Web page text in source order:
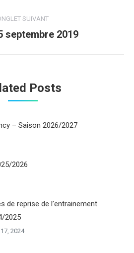
SUIVANT
Onglet
septembre 2019
Posts
– Saison 2026/2027
2026
de reprise de l’entrainement
2025
2024